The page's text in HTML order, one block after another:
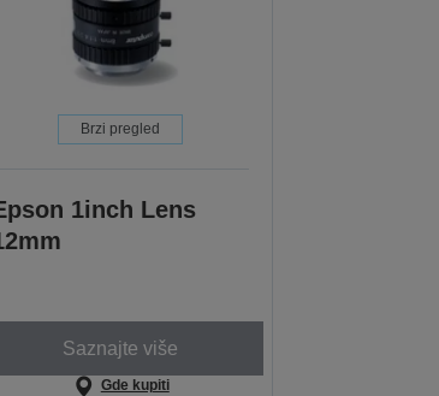
Brzi pregled
1inch Lens
Saznajte više
Gde kupiti